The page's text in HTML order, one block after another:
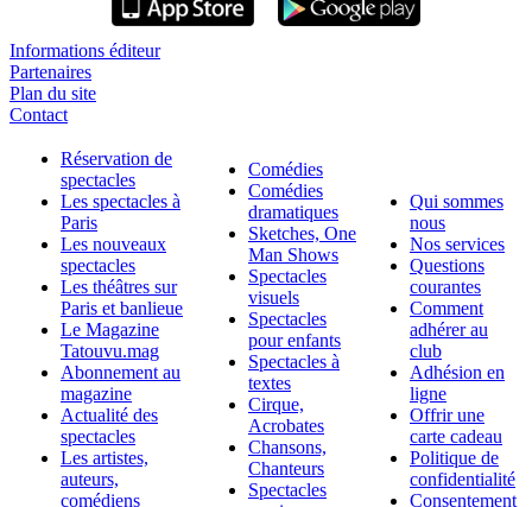
Informations éditeur
Partenaires
Plan du site
Contact
Réservation de
spectacles
Les spectacles à
Paris
Les nouveaux
spectacles
Les théâtres sur
Paris et banlieue
Le Magazine
Tatouvu.mag
Abonnement au
magazine
Actualité des
spectacles
Les artistes,
auteurs,
comédiens
Comédies
Comédies
dramatiques
Sketches, One
Man Shows
Spectacles
visuels
Spectacles
pour enfants
Spectacles à
textes
Cirque,
Acrobates
Chansons,
Chanteurs
Spectacles
Qui sommes
nous
Nos services
Questions
courantes
Comment
adhérer au
club
Adhésion en
ligne
Offrir une
carte cadeau
Politique de
confidentialité
Consentement